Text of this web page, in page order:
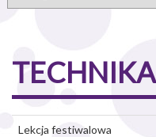
TECHNIKA
Lekcja festiwalowa